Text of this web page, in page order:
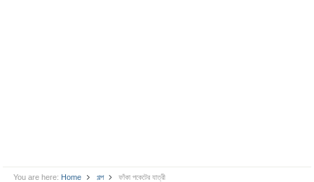
You are here: Home গল্প ফাঁকা পকেটের যাত্রী